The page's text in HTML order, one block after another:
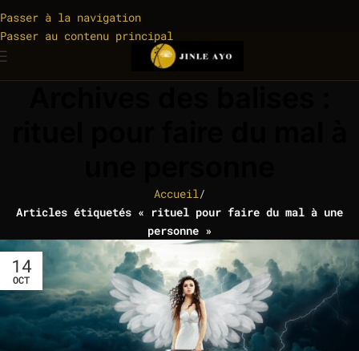
Passer à la navigation
Passer au contenu principal
Accueil/
Articles étiquetés « rituel pour faire du mal à une
personne »
14
OCT